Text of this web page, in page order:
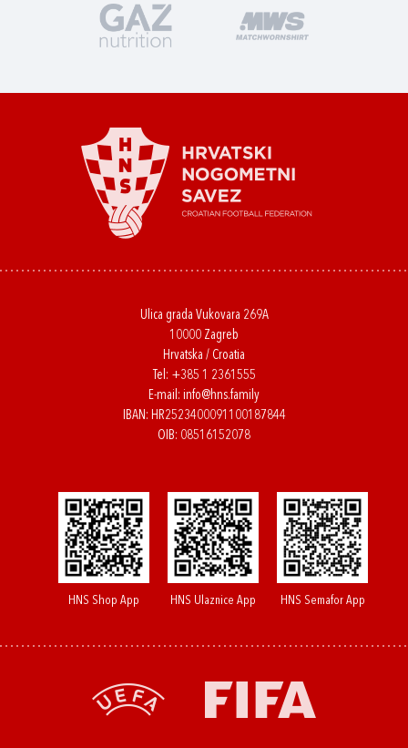
Ulica grada Vukovara 269A
10000 Zagreb
Hrvatska / Croatia
Tel: +385 1 2361555
E-mail: info@hns.family
IBAN: HR2523400091100187844
OIB: 08516152078
HNS Shop App HNS Ulaznice App HNS Semafor App